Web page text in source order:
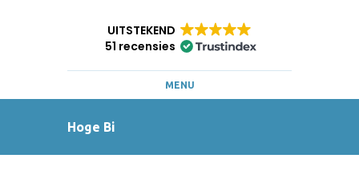
UITSTEKEND
51 recensies
MENU
Hoge Bi